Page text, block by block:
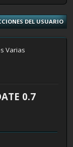
DEL USUARIO
Varias
0.7